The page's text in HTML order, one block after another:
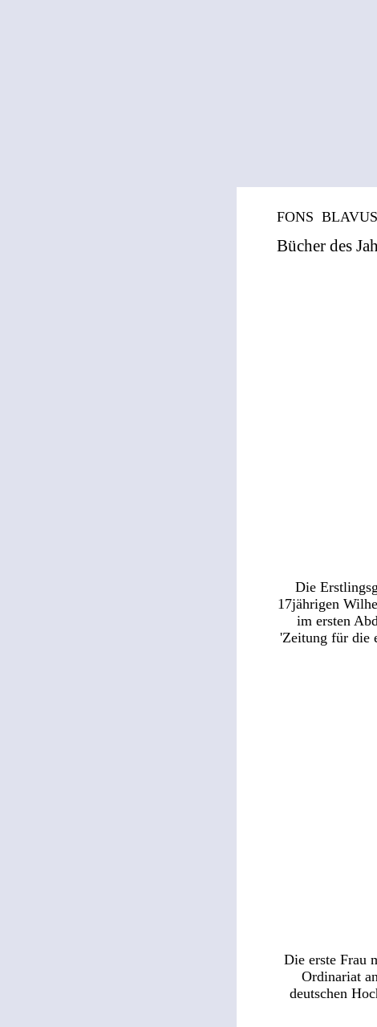
FONS
Bücher des
Die
17jährigen
im ersten
'Zeitung für die
Die erste Frau
Ordinariat
deutschen